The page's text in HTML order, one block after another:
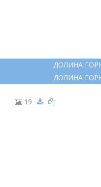
ДОЛИНА
ДОЛИНА
19